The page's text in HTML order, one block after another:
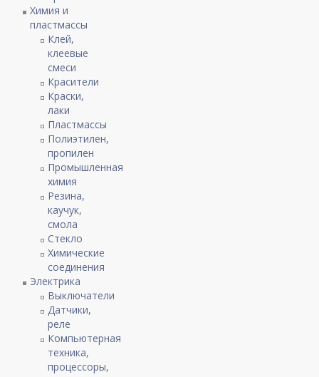
Химия и
пластмассы
Клей,
клеевые
смеси
Красители
Краски,
лаки
Пластмассы
Полиэтилен,
пропилен
Промышленная
химия
Резина,
каучук,
смола
Стекло
Химические
соединения
Электрика
Выключатели
Датчики,
реле
Компьютерная
техника,
процессоры,